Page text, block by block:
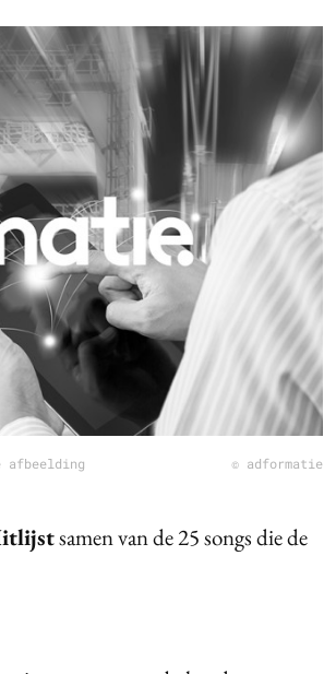
Purpose Marketing
Reputatie & crisis
afbeelding © adformatie
samen van de 25 songs die de